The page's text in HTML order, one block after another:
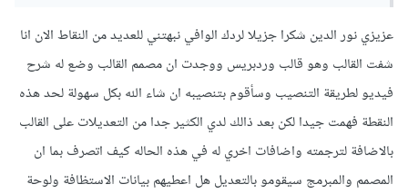
الحالة الثانية، وهي أنك غير ملم بالموضوع، هنا لا عليك،
ستختار مصمما يقوم هو بتصميم وبرمجة الموقع ليرفعه فيما
بعد -على أن تضيف ثمن عملية نقل الملفات غيى ثمن
الوظيفة-، لتقوم فيما بعد بتغيير كلمة سر الدخول إلى حساب
ftp الخاص بالسيرفر -الخادم-.
طريقة تغيير كلمة السر الخاصة بـ FTP
عزيزي نور الدين شكرا جزيلا لردك الوافي نبهتني للعديد من النقاط الان انا
شفت القالب وهو قالب وردبريس ووجدت ان مصمم القالب وضع له شرح
فيديو لطريقة التنصيب وسأقوم بتنصيبه ان شاء الله بكل سهولة لحد هذه
النقطة فهمت جيدا لكن بعد ذالك لدي الكثير جدا من التعديلات على القالب
بالاضافة لترجمته واضافات اخري له في هذه الحاله كيف اتصرف بما ان
المصمم والمبرمج سيقومو بالتعديل هل اعطيهم بيانات الاستظافة ولوحة